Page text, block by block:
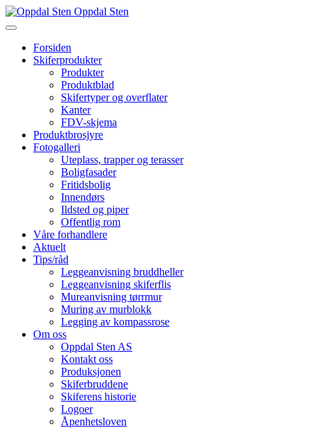
Oppdal Sten
Forsiden
Skiferprodukter
Produkter
Produktblad
Skifertyper og overflater
Kanter
FDV-skjema
Produktbrosjyre
Fotogalleri
Uteplass, trapper og terasser
Boligfasader
Fritidsbolig
Innendørs
Ildsted og piper
Offentlig rom
Våre forhandlere
Aktuelt
Tips/råd
Leggeanvisning bruddheller
Leggeanvisning skiferflis
Mureanvisning tørrmur
Muring av murblokk
Legging av kompassrose
Om oss
Oppdal Sten AS
Kontakt oss
Produksjonen
Skiferbruddene
Skiferens historie
Logoer
Åpenhetsloven